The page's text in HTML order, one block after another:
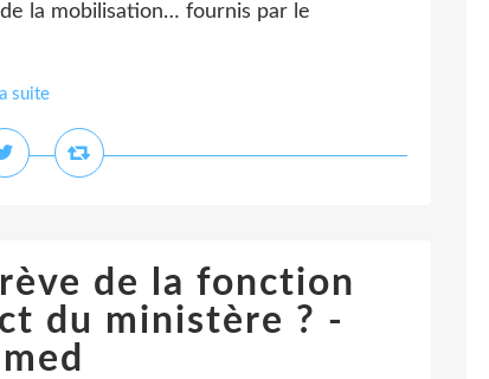
la mobilisation… fournis par le
suite
de la fonction
du ministère ? -